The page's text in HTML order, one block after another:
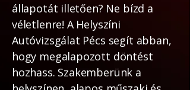
állapotát illetően? Ne bízd a
véletlenre! A Helyszíni
Autóvizsgálat Pécs segít abban,
hogy megalapozott döntést
hozhass. Szakemberünk a